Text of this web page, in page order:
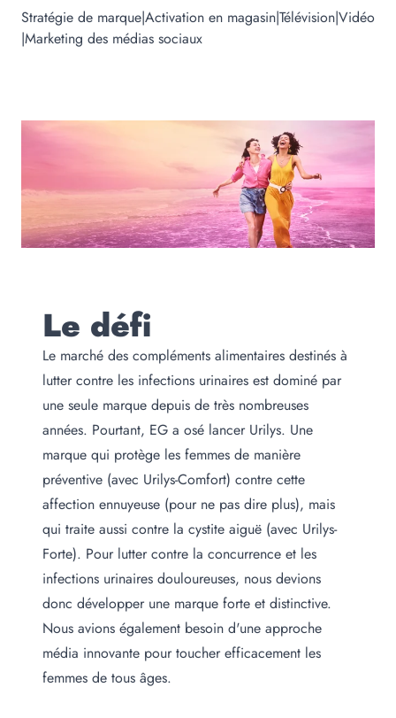
Stratégie de marque|Activation en magasin|Télévision|Vidéo
|Marketing des médias sociaux
Le défi
Le marché des compléments alimentaires destinés à
lutter contre les infections urinaires est dominé par
une seule marque depuis de très nombreuses
années. Pourtant, EG a osé lancer Urilys. Une
marque qui protège les femmes de manière
préventive (avec Urilys-Comfort) contre cette
affection ennuyeuse (pour ne pas dire plus), mais
qui traite aussi contre la cystite aiguë (avec Urilys-
Forte). Pour lutter contre la concurrence et les
infections urinaires douloureuses, nous devions
donc développer une marque forte et distinctive.
Nous avions également besoin d'une approche
média innovante pour toucher efficacement les
femmes de tous âges.